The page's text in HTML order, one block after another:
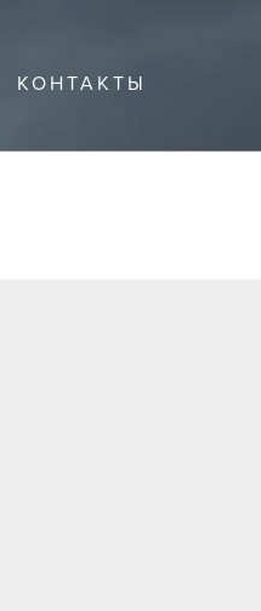
КОНТАКТЫ